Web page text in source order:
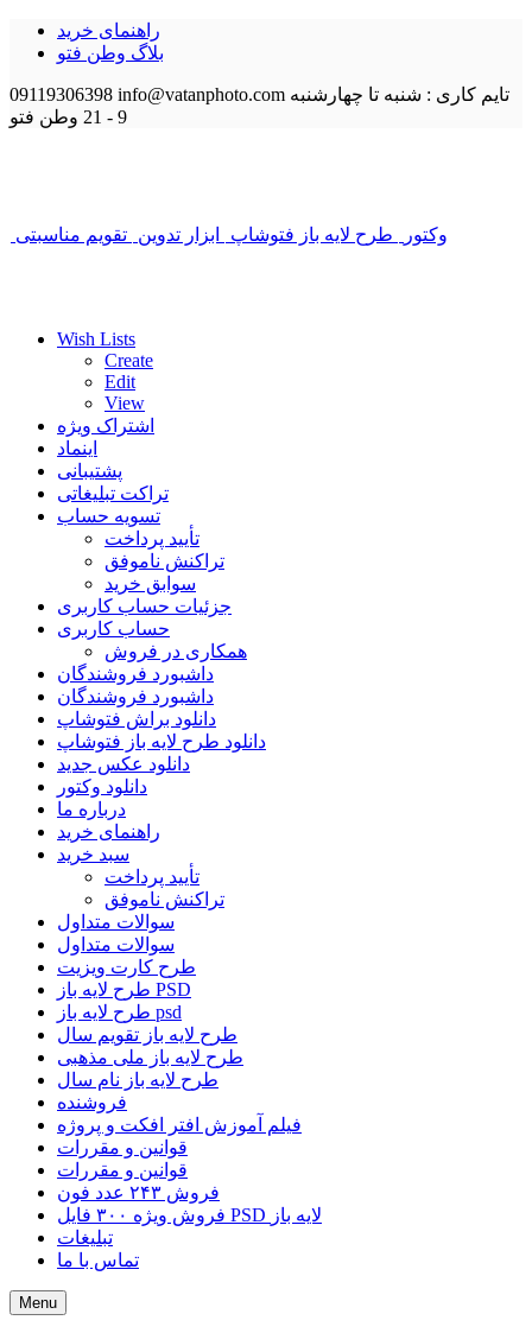
راهنمای خرید
بلاگ وطن فتو
09119306398 info@vatanphoto.com تایم کاری : شنبه تا چهارشنبه
9 - 21
وطن فتو
وکتور طرح لایه باز فتوشاپ ابزار تدوین تقویم مناسبتی
Wish Lists
Create
Edit
View
اشتراک ویژه
اینماد
پشتیبانی
تراکت تبلیغاتی
تسویه حساب
تأیید پرداخت
تراکنش ناموفق
سوابق خرید
جزئیات حساب کاربری
حساب کاربری
همکاری در فروش
داشبورد فروشندگان
داشبورد فروشندگان
دانلود براش فتوشاپ
دانلود طرح لایه باز فتوشاپ
دانلود عکس جدید
دانلود وکتور
درباره ما
راهنمای خرید
سبد خرید
تأیید پرداخت
تراکنش ناموفق
سوالات متداول
سوالات متداول
طرح کارت ویزیت
طرح لایه باز PSD
طرح لایه باز psd
طرح لایه باز تقویم سال
طرح لایه باز ملی مذهبی
طرح لایه باز نام سال
فروشنده
فیلم آموزش افتر افکت و پروژه
قوانین و مقررات
قوانین و مقررات
فروش ۲۴۳ عدد فون
فروش ویژه ۳۰۰ فایل PSD لایه باز
تبلیغات
تماس با ما
Menu